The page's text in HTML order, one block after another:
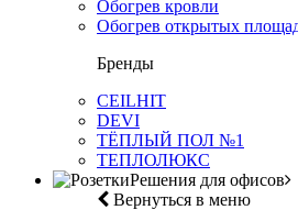
Обогрев кровли
Обогрев открытых
Бренды
CEILHIT
DEVI
ТЁПЛЫЙ ПОЛ №1
ТЕПЛОЛЮКС
Решения для офисов
Вернуться в меню